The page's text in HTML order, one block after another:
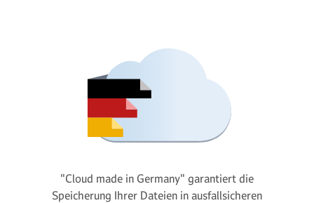
"Cloud made in Germany" garantiert die
Speicherung Ihrer Dateien in ausfall­sicheren